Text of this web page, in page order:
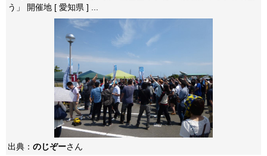
う」 開催地 [ 愛知県 ] ...
出典： のじぞーさん